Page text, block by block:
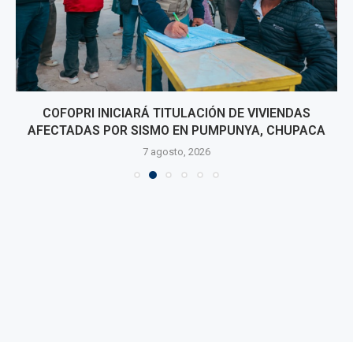
COFOPRI INICIARÁ TITULACIÓN DE VIVIENDAS
AFECTADAS POR SISMO EN PUMPUNYA, CHUPACA
7 agosto, 2026